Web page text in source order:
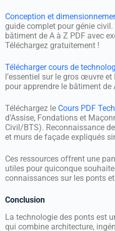
Conception et
guide complet pour génie
bâtiment de A à Z PDF avec
Téléchargez gratuitement !
Télécharger cours de
l’essentiel sur le gros œuvre
pour apprendre le bâtiment de
Téléchargez le Cours PDF
d’Assise, Fondations et
Civil/BTS). Reconnaissance
et murs de façade expliqués
Ces ressources offrent une
utiles pour quiconque
connaissances sur les ponts
Conclusion
La technologie des ponts est
qui combine architecture,